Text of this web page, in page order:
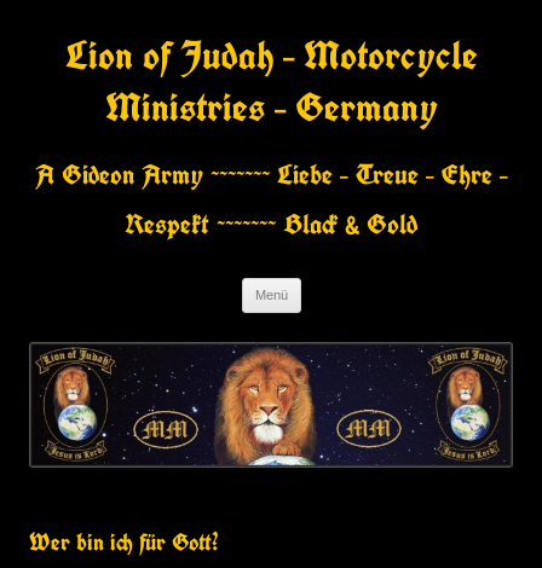
springenLion of Judah – Motorcycle
Ministries – Germany
A Gideon Army ~~~~~~~ Liebe – Treue – Ehre –
Respekt ~~~~~~~ Black & Gold
Menü
Wer bin ich für Gott?